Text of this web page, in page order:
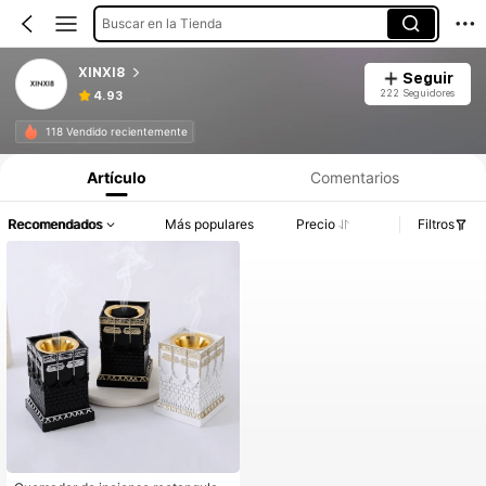
Buscar en la Tienda
XINXI8
4.93
Seguir
222 Seguidores
118 Vendido recientemente
Artículo Comentarios
Recomendados Más populares Precio Filtros